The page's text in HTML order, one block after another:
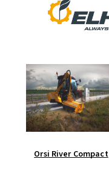
Orsi River Compact